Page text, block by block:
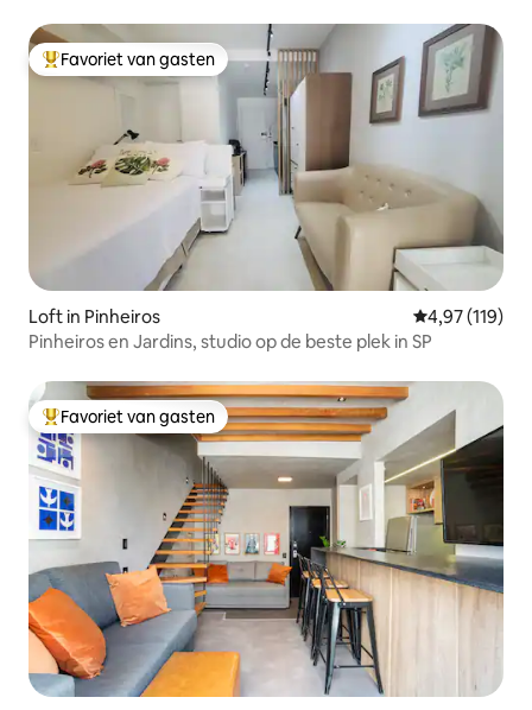
Topfavoriet van gasten
Favoriet van gasten
Loft in Pinheiros Gemiddelde
4,97 (119)
Pinheiros en Jardins, studio op de beste plek in SP
Topfavoriet van gasten
Favoriet van gasten